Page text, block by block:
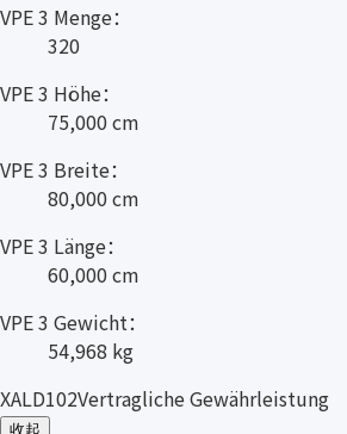
VPE 3 Menge：
320
VPE 3 Höhe：
75,000 cm
VPE 3 Breite：
80,000 cm
VPE 3 Länge：
60,000 cm
VPE 3 Gewicht：
54,968 kg
XALD102Vertragliche Gewährleistung
收起